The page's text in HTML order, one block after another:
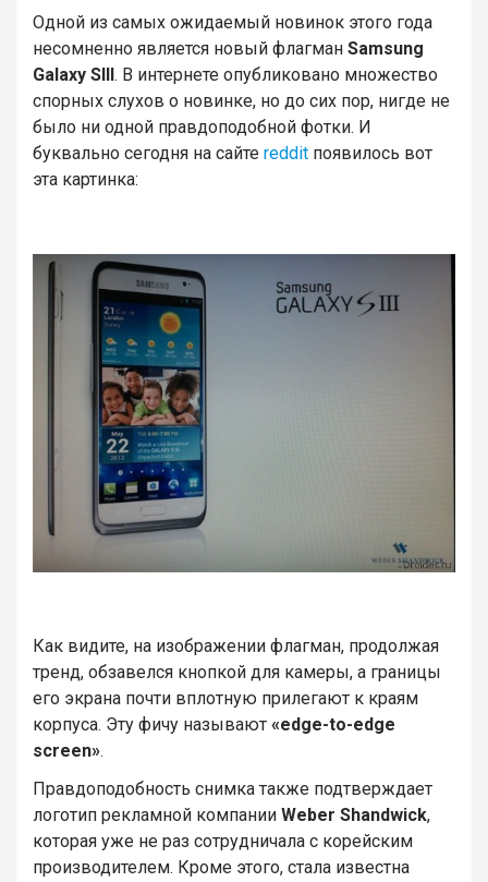
Одной из самых ожидаемый новинок этого года
несомненно является новый флагман Samsung
Galaxy SIII. В интернете опубликовано множество
спорных слухов о новинке, но до сих пор, нигде не
было ни одной правдоподобной фотки. И
буквально сегодня на сайте reddit появилось вот
эта картинка:
Как видите, на изображении флагман, продолжая
тренд, обзавелся кнопкой для камеры, а границы
его экрана почти вплотную прилегают к краям
корпуса. Эту фичу называют «edge-to-edge
screen».
Правдоподобность снимка также подтверждает
логотип рекламной компании Weber Shandwick,
которая уже не раз сотрудничала с корейским
производителем. Кроме этого, стала известна